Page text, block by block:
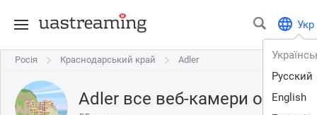
Укр
Русский
English
Росія Краснодарський край Adler
Росія Краснодарський край Adler
Adler все веб-камери онлайн